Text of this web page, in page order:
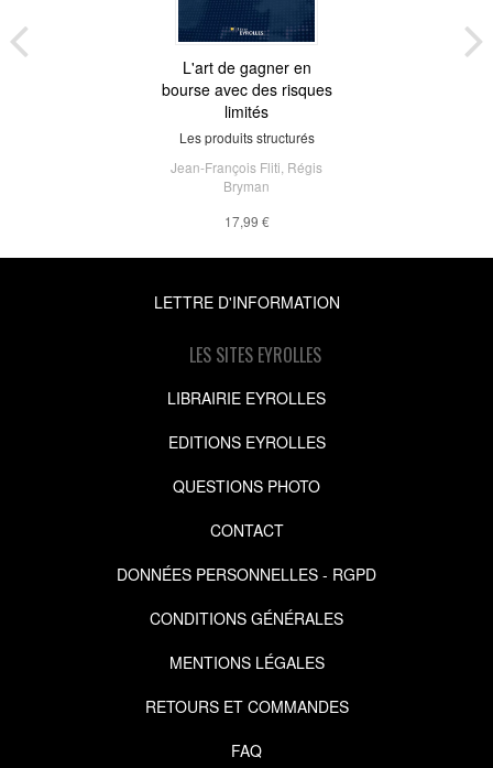
L'art de gagner en
bourse avec des risques
limités
Les produits structurés
Jean-François Fliti Régis
Bryman
17,99 €
LETTRE D'INFORMATION
LES SITES EYROLLES
LIBRAIRIE EYROLLES
EDITIONS EYROLLES
QUESTIONS PHOTO
CONTACT
DONNÉES PERSONNELLES - RGPD
CONDITIONS GÉNÉRALES
MENTIONS LÉGALES
RETOURS ET COMMANDES
FAQ